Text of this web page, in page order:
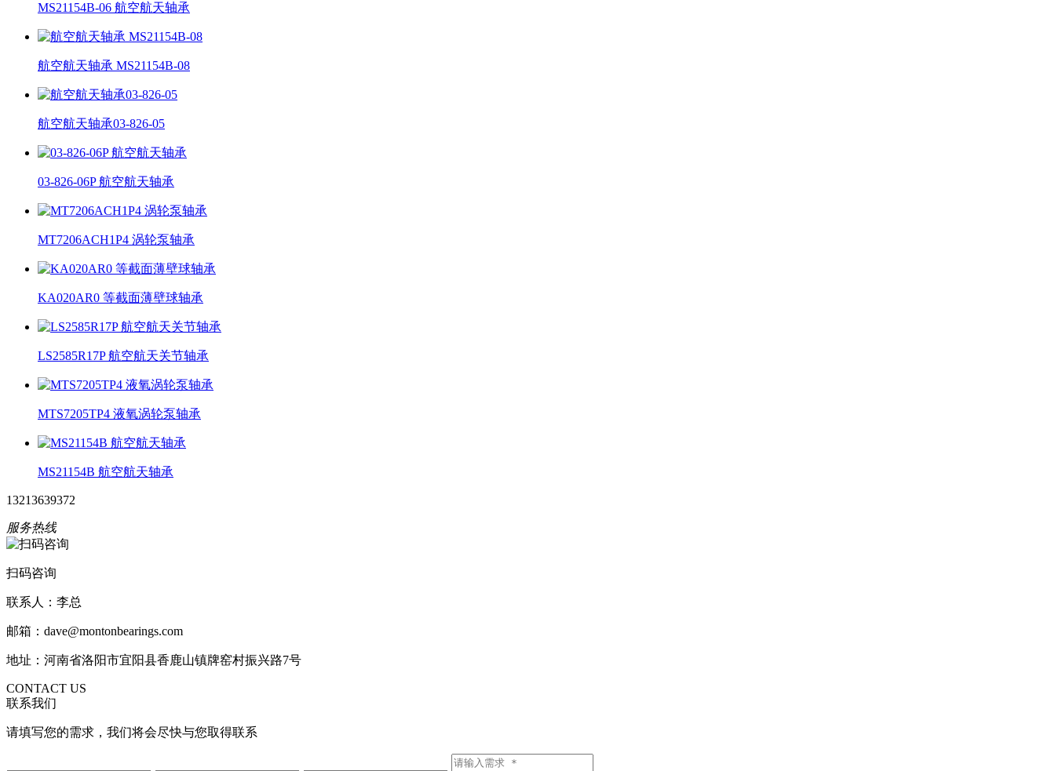
MS21154B-06 航空航天轴承
航空航天轴承 MS21154B-08
航空航天轴承03-826-05
03-826-06P 航空航天轴承
MT7206ACH1P4 涡轮泵轴承
KA020AR0 等截面薄壁球轴承
LS2585R17P 航空航天关节轴承
MTS7205TP4 液氧涡轮泵轴承
MS21154B 航空航天轴承
13213639372
服务热线
扫码咨询
联系人：李总
邮箱：dave@montonbearings.com
地址：河南省洛阳市宜阳县香鹿山镇牌窑村振兴路7号
CONTACT US
联系我们
请填写您的需求，我们将会尽快与您取得联系